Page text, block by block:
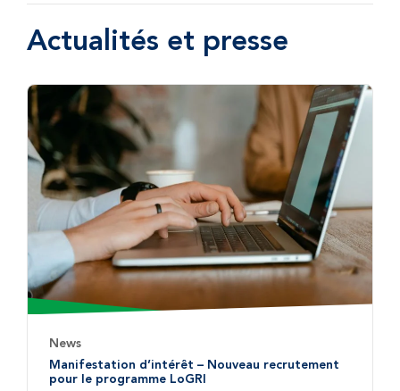
Actualités et presse
News
Manifestation d’intérêt – Nouveau recrutement
pour le programme LoGRI